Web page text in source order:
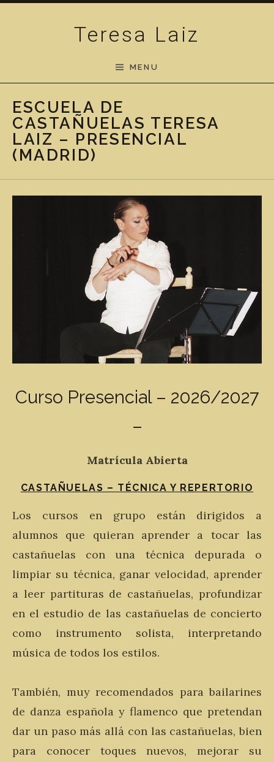
Teresa Laiz
MENU
ESCUELA DE
CASTAÑUELAS TERESA
LAIZ – PRESENCIAL
(MADRID)
Curso Presencial – 2026/2027
–
Matrícula Abierta
CASTAÑUELAS – TÉCNICA Y REPERTORIO
Los cursos en grupo están dirigidos a
alumnos que quieran aprender a tocar las
castañuelas con una técnica depurada o
limpiar su técnica, ganar velocidad, aprender
a leer partituras de castañuelas, profundizar
en el estudio de las castañuelas de concierto
como instrumento solista, interpretando
música de todos los estilos.
También, muy recomendados para bailarines
de danza española y flamenco que pretendan
dar un paso más allá con las castañuelas, bien
para conocer toques nuevos, mejorar su